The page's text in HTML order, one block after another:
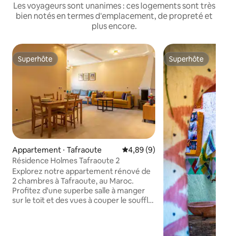
Les voyageurs sont unanimes : ces logements sont très
bien notés en termes d'emplacement, de propreté et
plus encore.
Superhôte
Superhôte
Appartement ⋅ Tafraoute Évaluation moyenne sur la
4,89 (9)
Résidence Holmes Tafraoute 2
Explorez notre appartement rénové de
2 chambres à Tafraoute, au Maroc.
Profitez d'une superbe salle à manger
sur le toit et des vues à couper le souffle.
Superhôte
Superhôte